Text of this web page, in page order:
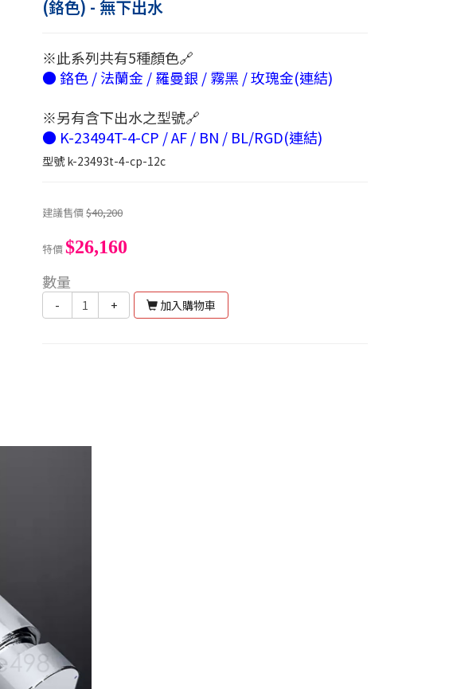
(鉻色) - 無下出水
※此系列共有5種顏色🔗
● 鉻色 / 法蘭金 / 羅曼銀 / 霧黑 / 玫瑰金(連結)
※另有含下出水之型號🔗
● K-23494T-4-CP / AF / BN / BL/RGD(連結)
型號k-23493t-4-cp-12c
建議售價$40,200
特價$26,160
數量
- + 加入購物車